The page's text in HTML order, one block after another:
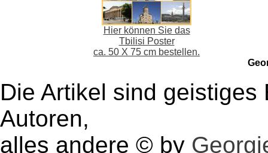
Hier können Sie das
Tbilisi Poster
ca. 50 X 75 cm bestellen.
Die Artikel sind
Autoren,
alles andere © by